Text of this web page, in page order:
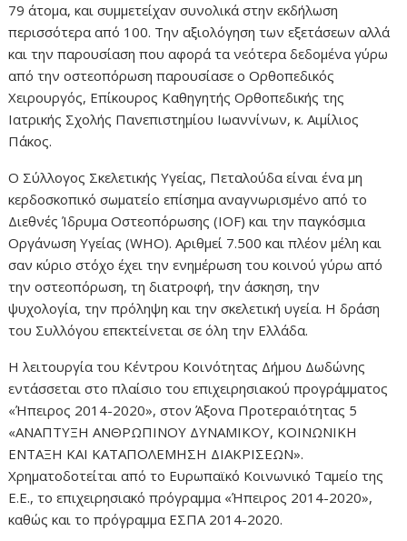
79 άτομα, και συμμετείχαν συνολικά στην εκδήλωση
περισσότερα από 100. Την αξιολόγηση των εξετάσεων αλλά
και την παρουσίαση που αφορά τα νεότερα δεδομένα γύρω
από την οστεοπόρωση παρουσίασε ο Ορθοπεδικός
Χειρουργός, Επίκουρος Καθηγητής Ορθοπεδικής της
Ιατρικής Σχολής Πανεπιστημίου Ιωαννίνων, κ. Αιμίλιος
Πάκος.
Ο Σύλλογος Σκελετικής Υγείας, Πεταλούδα είναι ένα μη
κερδοσκοπικό σωματείο επίσημα αναγνωρισμένο από το
Διεθνές Ίδρυμα Οστεοπόρωσης (IOF) και την παγκόσμια
Οργάνωση Υγείας (WHO). Αριθμεί 7.500 και πλέον μέλη και
σαν κύριο στόχο έχει την ενημέρωση του κοινού γύρω από
την οστεοπόρωση, τη διατροφή, την άσκηση, την
ψυχολογία, την πρόληψη και την σκελετική υγεία. Η δράση
του Συλλόγου επεκτείνεται σε όλη την Ελλάδα.
Η λειτουργία του Κέντρου Κοινότητας Δήμου Δωδώνης
εντάσσεται στο πλαίσιο του επιχειρησιακού προγράμματος
«Ήπειρος 2014-2020», στον Άξονα Προτεραιότητας 5
«ΑΝΑΠΤΥΞΗ ΑΝΘΡΩΠΙΝΟΥ ΔΥΝΑΜΙΚΟΥ, ΚΟΙΝΩΝΙΚΗ
ΕΝΤΑΞΗ ΚΑΙ ΚΑΤΑΠΟΛΕΜΗΣΗ ΔΙΑΚΡΙΣΕΩΝ».
Χρηματοδοτείται από το Ευρωπαϊκό Κοινωνικό Ταμείο της
Ε.Ε., το επιχειρησιακό πρόγραμμα «Ήπειρος 2014-2020»,
καθώς και το πρόγραμμα ΕΣΠΑ 2014-2020.